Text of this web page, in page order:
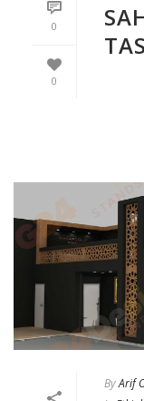
0
0
ByArif